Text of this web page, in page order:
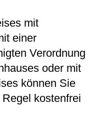
mit
einer
Verordnung
oder mit
können Sie
kostenfrei